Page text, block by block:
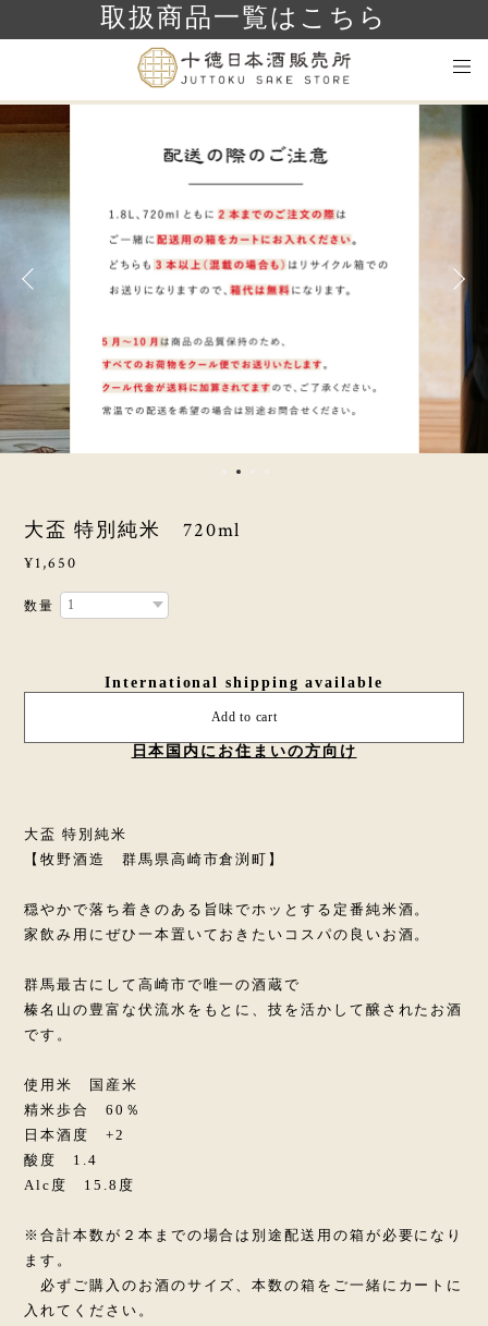
取扱商品一覧はこちら
大盃 特別純米 720ml
¥1,650
数量
International shipping available
Add to cart
日本国内にお住まいの方向け
大盃 特別純米
【牧野酒造 群馬県高崎市倉渕町】
穏やかで落ち着きのある旨味でホッとする定番純米酒。
家飲み用にぜひ一本置いておきたいコスパの良いお酒。
群馬最古にして高崎市で唯一の酒蔵で
榛名山の豊富な伏流水をもとに、技を活かして醸されたお酒
です。
使用米 国産米
精米歩合 60％
日本酒度 +2
酸度 1.4
Alc度 15.8度
※合計本数が２本までの場合は別途配送用の箱が必要になり
ます。
必ずご購入のお酒のサイズ、本数の箱をご一緒にカートに
入れてください。